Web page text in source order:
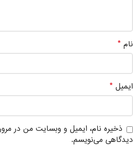
نام *
ایمیل *
ذخیره نام، ایمیل و وبسایت من در
دیدگاهی می‌نویسم.